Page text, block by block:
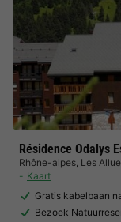
Résidence Odalys
Rhône-alpes, Les
Kaart
Gratis kabelbaan
Bezoek